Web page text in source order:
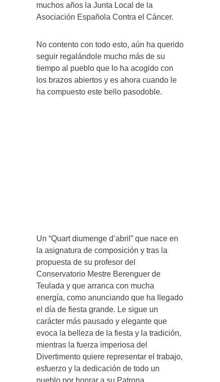
muchos años la Junta Local de la
Asociación Española Contra el Cáncer.
No contento con todo esto, aún ha querido
seguir regalándole mucho más de su
tiempo al pueblo que lo ha acogido con
los brazos abiertos y es ahora cuando le
ha compuesto este bello pasodoble.
Un “Quart diumenge d’abril” que nace en
la asignatura de composición y tras la
propuesta de su profesor del
Conservatorio Mestre Berenguer de
Teulada y que arranca con mucha
energía, como anunciando que ha llegado
el día de fiesta grande. Le sigue un
carácter más pausado y elegante que
evoca la belleza de la fiesta y la tradición,
mientras la fuerza imperiosa del
Divertimento quiere representar el trabajo,
esfuerzo y la dedicación de todo un
pueblo por honrar a su Patrona.